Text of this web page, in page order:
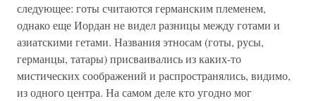
следующее: готы считаются германским племенем,
однако еще Иордан не видел разницы между готами и
азиатскими гетами. Названия этносам (готы, русы,
германцы, татары) присваивались из каких-то
мистических соображений и распространялись, видимо,
из одного центра. На самом деле кто угодно мог